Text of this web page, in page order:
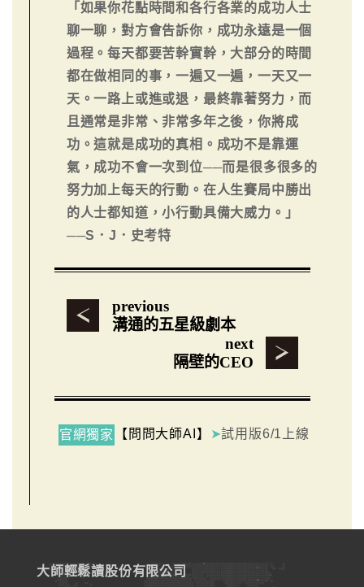
「如果你花點時間和各行各業的成功人士
聊一聊，對方會告訴你，成功永遠是一個
過程。每天都要苦幹實幹，大部分的時間
都在做相同的事，一遍又一遍，一天又一
天。一路上或進或退，最終靠著努力，而
且通常是非常、非常多年之後，你將成
功。這就是成功的真相。成功不是靠運
氣，成功不會一次到位──而是很多很多的
努力加上每天的行動。在人生賽局中勝出
的人士都知道，小行動具備大威力。」
──S．J．史考特
previous
溝通的五星級劇本
next
隔壁的CEO
官網獨家 【問問大師AI】 ➤試用版6/1上線
大師輕鬆讀股份有限公司